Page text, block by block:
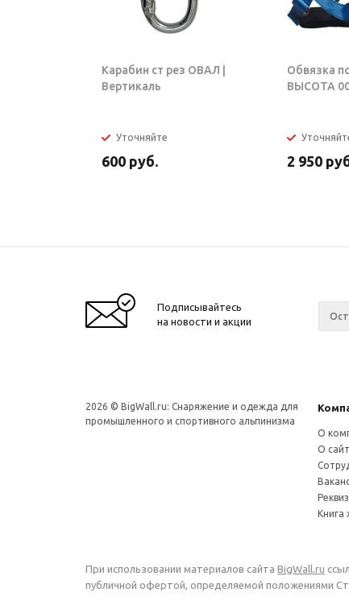
Карабин ст рез ОВАЛ |
Вертикаль
Уточняйте
600 руб.
Обвязка
ВЫСОТА
2 950
Подписывайтесь
на новости и акции
2026 © BigWall.ru: Снаряжение и одежда для
промышленного и спортивного альпинизма
О
О
Книга
При использовании материалов сайта BigWall.ru
публичной офертой, определяемой положениями